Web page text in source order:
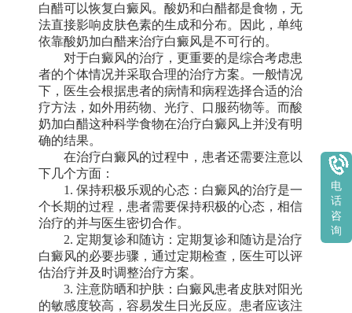
白醋可以恢复白癜风。酸奶和白醋都是食物，无
法直接影响皮肤色素的生成和分布。因此，单纯
依靠酸奶加白醋来治疗白癜风是不可行的。
对于白癜风的治疗，更重要的是综合考虑患
者的个体情况并采取合理的治疗方案。一般情况
下，医生会根据患者的病情和病程选择合适的治
疗方法，如外用药物、光疗、口服药物等。而酸
奶加白醋这种科学食物在治疗白癜风上并没有明
确的结果。
在治疗白癜风的过程中，患者还需要注意以
下几个方面：
1. 保持积极乐观的心态：白癜风的治疗是一
个长期的过程，患者需要保持积极的心态，相信
治疗的并与医生密切合作。
2. 定期复诊和随访：定期复诊和随访是治疗
白癜风的必要步骤，通过定期检查，医生可以评
估治疗并及时调整治疗方案。
3. 注意防晒和护肤：白癜风患者皮肤对阳光
的敏感度较高，容易发生日光反应。患者应该注
电
话
咨
询